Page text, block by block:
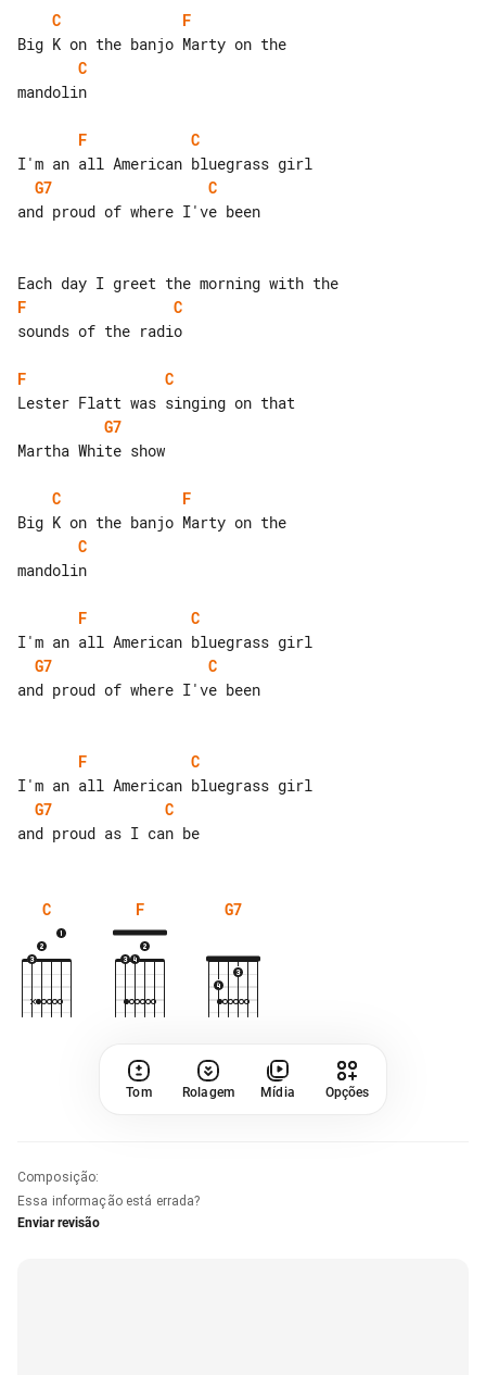
C
F
C
mandolin
F
C
G7
C
and proud of where I've been
F
C
sounds of the radio
F
C
G7
Martha White show
C
F
C
mandolin
F
C
G7
C
and proud of where I've been
F
C
G7
C
C F G7
Tom Rolagem Mídia Opções
Composição:
Essa informação está errada?
Enviar revisão